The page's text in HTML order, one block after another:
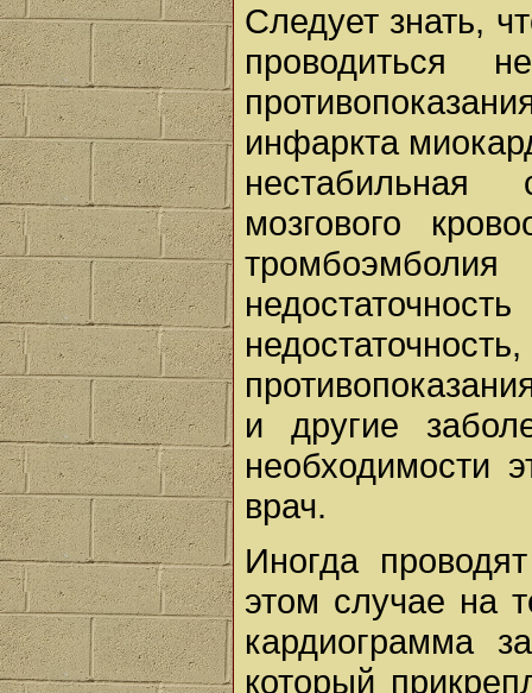
Следует знать,
проводиться
инфаркта
нестабильная
мозгового
и другие
необходимости
врач.
Иногда
этом случае на
кардиограмма
который